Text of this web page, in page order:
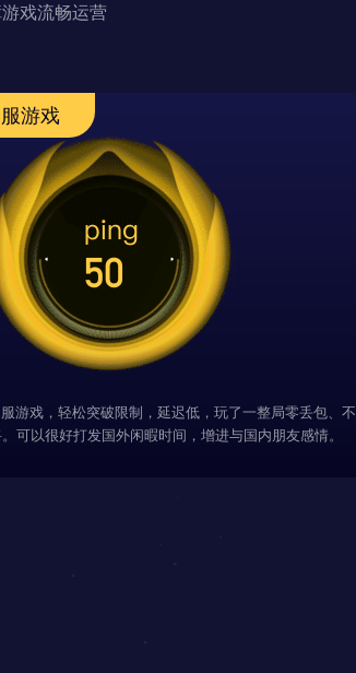
戏流畅运营
游戏
游戏，轻松突破限制，延迟低，玩了一整局零丢包、不
可以很好打发国外闲暇时间，增进与国内朋友感情。